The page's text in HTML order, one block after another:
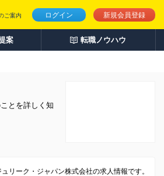
ログイン 新規会員登録
ご案内
案 転職ノウハウ
とを詳しく知
ュリーク・ジャパン株式会社の求人情報です。